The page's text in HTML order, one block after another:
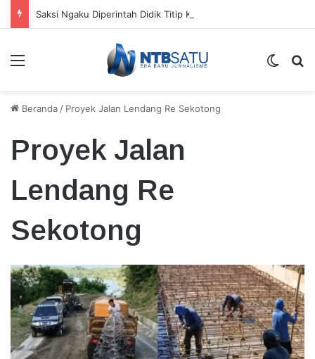
Menu
Beranda / Proyek Jalan Lendang Re Sekotong
Proyek Jalan
Lendang Re
Sekotong